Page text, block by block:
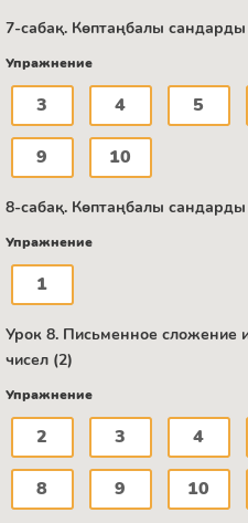
7-сабақ. Көптаңбалы
Упражнение
3 4 5
9 10
8-сабақ. Көптаңбалы
Упражнение
1
Урок 8. Письменное сложение
чисел (2)
Упражнение
2 3 4
8 9 10